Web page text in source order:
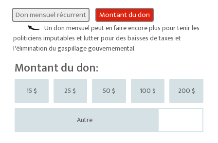
Don mensuel récurrent Montant du don
Un don mensuel peut en faire encore plus pour tenir les
politiciens imputables et lutter pour des baisses de taxes et
l'élimination du gaspillage gouvernemental.
Montant du don:
15 $ 25 $ 50 $ 100 $ 200 $
Autre